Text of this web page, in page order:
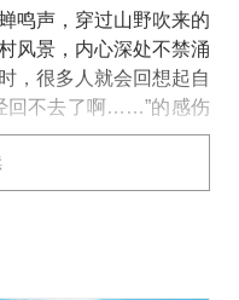
鸣声，穿过山野吹来的
风景，内心深处不禁涌
，很多人就会回想起自
回不去了啊……”的感伤
回乡省亲的人，可以暂
松一下了。 这次就为
季乡村风景的插画作品